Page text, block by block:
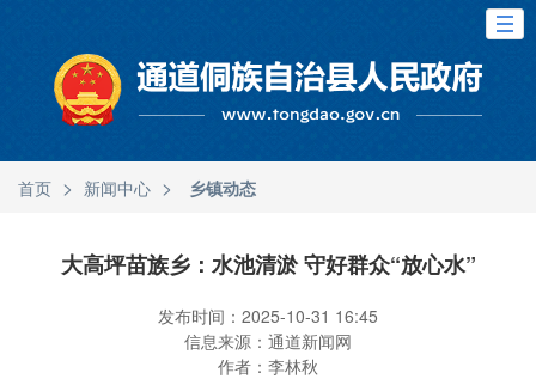
首页 > 新闻中心 > 乡镇动态
大高坪苗族乡：水池清淤 守好群众“放心水”
发布时间：2025-10-31 16:45
信息来源：通道新闻网
作者：李林秋